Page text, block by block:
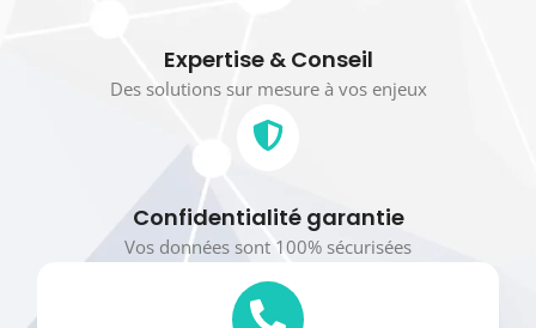
Expertise & Conseil
Des solutions sur mesure à vos enjeux
Confidentialité garantie
Vos données sont 100% sécurisées